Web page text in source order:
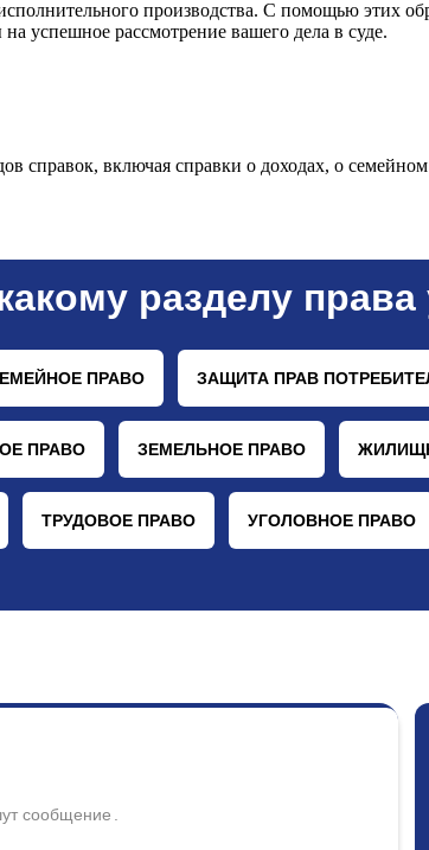
производства. С помощью этих
успешное рассмотрение вашего дела в суде.
справок, включая справки о доходах, о